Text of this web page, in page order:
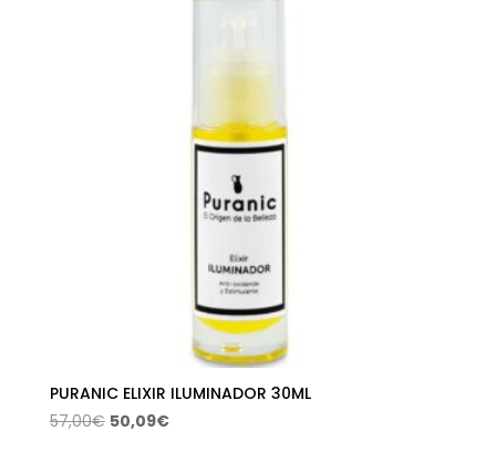
PURANIC ELIXIR ILUMINADOR 30ML
57,00€ El
50,09€El